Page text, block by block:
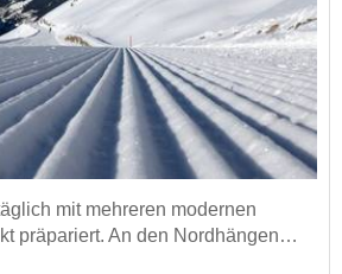
mit mehreren modernen
präpariert. An den Nordhängen…